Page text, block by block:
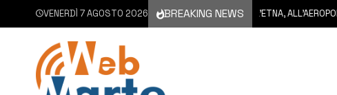
VENERDÌ 7 AGOSTO 2026 BREAKING NEWS
7 AGOSTO 2026 CATANIA | NUOVA ERUZIONE DELL’ETNA, ALL’AEROPORTO